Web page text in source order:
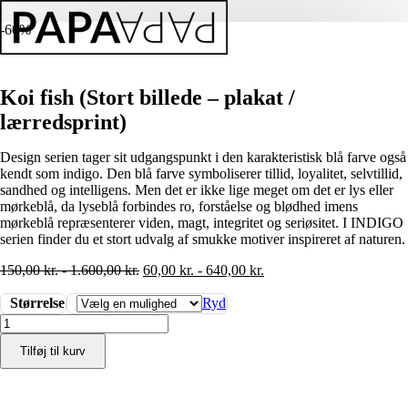
-60%
Koi fish (Stort billede – plakat /
lærredsprint)
Design serien tager sit udgangspunkt i den karakteristisk blå farve også
kendt som indigo. Den blå farve symboliserer tillid, loyalitet, selvtillid,
sandhed og intelligens. Men det er ikke lige meget om det er lys eller
mørkeblå, da lyseblå forbindes ro, forståelse og blødhed imens
mørkeblå repræsenterer viden, magt, integritet og seriøsitet. I INDIGO
serien finder du et stort udvalg af smukke motiver inspireret af naturen.
150,00kr.-1.600,00kr. 60,00 kr. - 640,00 kr.
Størrelse
Ryd
Koi
fish
(Stort
billede
Tilføj til kurv